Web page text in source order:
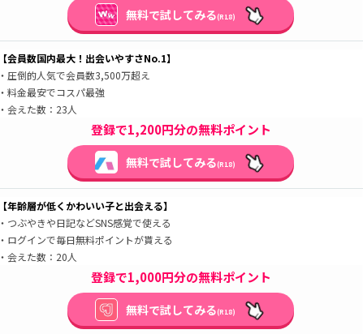
無料で試してみる(R18)
【会員数国内最大！出会いやすさNo.1】
・圧倒的人気で会員数3,500万超え
・料金最安でコスパ最強
・会えた数：23人
登録で1,200円分の無料ポイント
無料で試してみる(R18)
【年齢層が低くかわいい子と出会える】
・つぶやきや日記などSNS感覚で使える
・ログインで毎日無料ポイントが貰える
・会えた数：20人
登録で1,000円分の無料ポイント
無料で試してみる(R18)